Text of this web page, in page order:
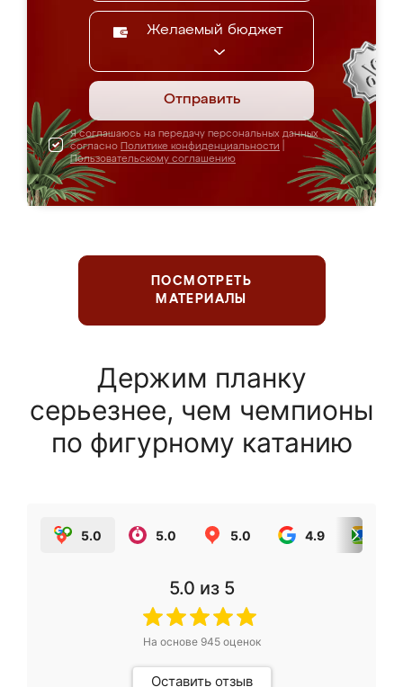
Желаемый бюджет
Отправить
Я соглашаюсь на передачу персональных данных
согласно Политике конфиденциальности
Пользовательскому соглашению
ПОСМОТРЕТЬ
МАТЕРИАЛЫ
Держим планку
серьезнее, чем чемпионы
по фигурному катанию
5.0 5.0 5.0 4.9
5.0 из 5
На основе 945оценок
Оставить отзыв